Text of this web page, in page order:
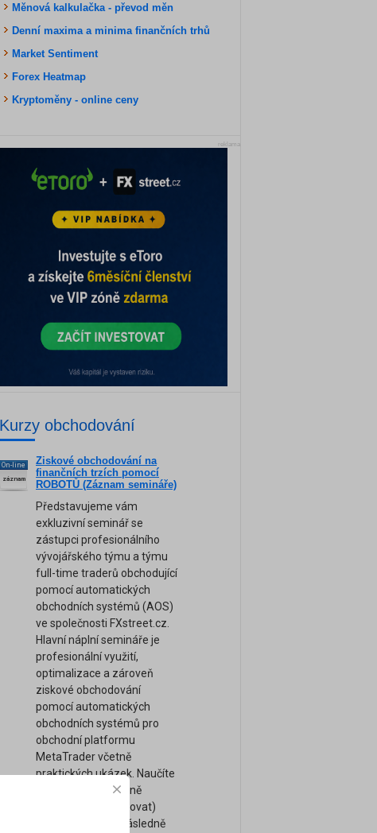
Měnová kalkulačka - převod měn
Denní maxima a minima finančních trhů
Market Sentiment
Forex Heatmap
Kryptoměny - online ceny
reklama
Kurzy obchodování
On-line
záznam
Ziskové obchodování na
finančních trzích pomocí
ROBOTŮ (Záznam semináře)
Představujeme vám
exkluzivní seminář se
zástupci profesionálního
vývojářského týmu a týmu
full-time traderů obchodující
pomocí automatických
obchodních systémů (AOS)
ve společnosti FXstreet.cz.
Hlavní náplní semináře je
profesionální využití,
optimalizace a zároveň
ziskové obchodování
pomocí automatických
obchodních systémů pro
obchodní platformu
MetaTrader včetně
praktických ukázek. Naučíte
se mimo jiné správně
ověřovat (backtestovat)
ziskovost AOS a následně